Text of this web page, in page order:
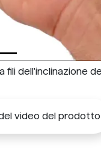
fili dell'inclinazione
video del prodotto